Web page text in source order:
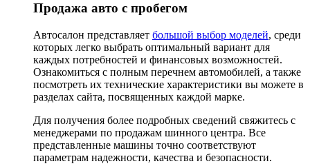
Продажа авто с пробегом
Автосалон представляет большой выбор моделей, среди
которых легко выбрать оптимальный вариант для
каждых потребностей и финансовых возможностей.
Ознакомиться с полным перечнем автомобилей, а также
посмотреть их технические характеристики вы можете в
разделах сайта, посвященных каждой марке.
Для получения более подробных сведений свяжитесь с
менеджерами по продажам шинного центра. Все
представленные машины точно соответствуют
параметрам надежности, качества и безопасности.